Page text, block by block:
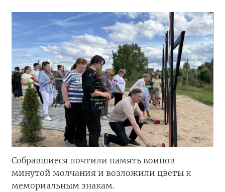
Собравшиеся почтили память воинов
минутой молчания и возложили цветы к
мемориальным знакам.